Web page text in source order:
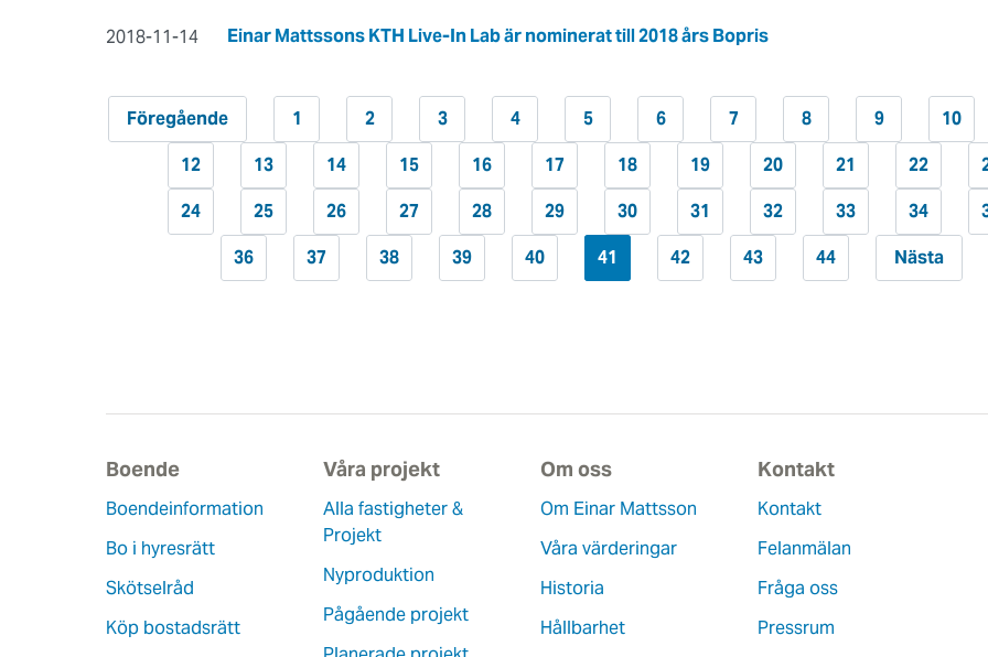
2018-11-14 ​Einar Mattssons KTH Live-In Lab är nominerat till 2018 års Bopris
Föregående 1 2 3 4 5 6 7 8 9
10
12
13 14 15 16 17 18 19 20 21 22
24
25 26 27 28 29 30 31 32 33 34
36
37 38 39 40 41 42 43 44 Nästa
Boende
Boendeinformation
Bo i hyresrätt
Skötselråd
Köp bostadsrätt
Våra projekt
Alla fastigheter &
Projekt
Nyproduktion
Pågående projekt
Om oss
Om Einar Mattsson
Våra värderingar
Historia
Hållbarhet
Kontakt
Kontakt
Felanmälan
Fråga oss
Pressrum